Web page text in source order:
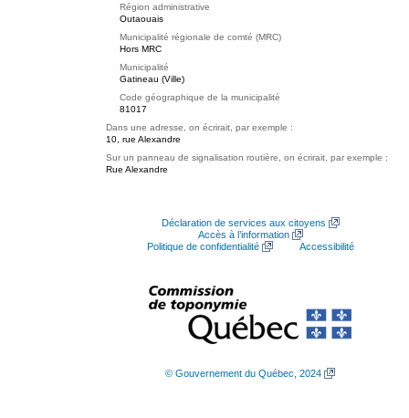
Région administrative
Outaouais
Municipalité régionale de comté (MRC)
Hors MRC
Municipalité
Gatineau (Ville)
Code géographique de la municipalité
81017
Dans une adresse, on écrirait, par exemple :
10, rue Alexandre
Sur un panneau de signalisation routière, on écrirait, par exemple :
Rue Alexandre
Déclaration de services aux citoyens
Accès à l’information
Politique de confidentialité
Accessibilité
© Gouvernement du Québec, 2024